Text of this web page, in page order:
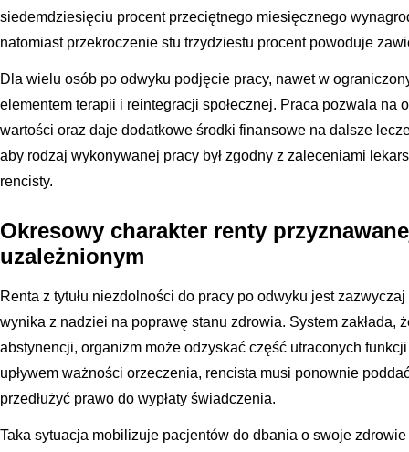
siedemdziesięciu procent przeciętnego miesięcznego
natomiast przekroczenie stu trzydziestu procent powoduje
Dla wielu osób po odwyku podjęcie pracy, nawet w
elementem terapii i reintegracji społecznej. Praca pozwala na
wartości oraz daje dodatkowe środki finansowe na dalsze
aby rodzaj wykonywanej pracy był zgodny z zaleceniami
rencisty.
Okresowy charakter renty
uzależnionym
Renta z tytułu niezdolności do pracy po odwyku jest
wynika z nadziei na poprawę stanu zdrowia. System zakłada,
abstynencji, organizm może odzyskać część utraconych
upływem ważności orzeczenia, rencista musi ponownie
przedłużyć prawo do wypłaty świadczenia.
Taka sytuacja mobilizuje pacjentów do dbania o swoje